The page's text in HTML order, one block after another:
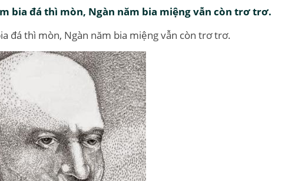
bia đá thì mòn, Ngàn năm bia miệng vẫn còn trơ trơ.
đá thì mòn, Ngàn năm bia miệng vẫn còn trơ trơ.